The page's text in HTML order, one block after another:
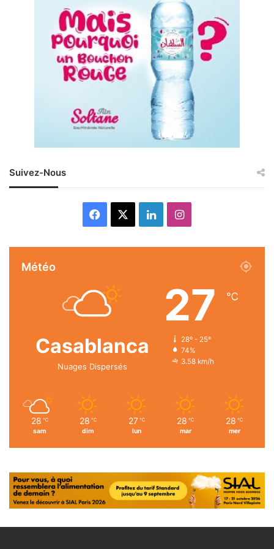
Suivez-Nous
Facebook LinkedinInstagram
Météo
Casablanca
Nuages Dispersés
27 ℃
28º - 25º
74%
3.58 km/h
28 ℃
sam
28 ℃
dim
27 ℃
lun
28 ℃
mar
28 ℃
mer